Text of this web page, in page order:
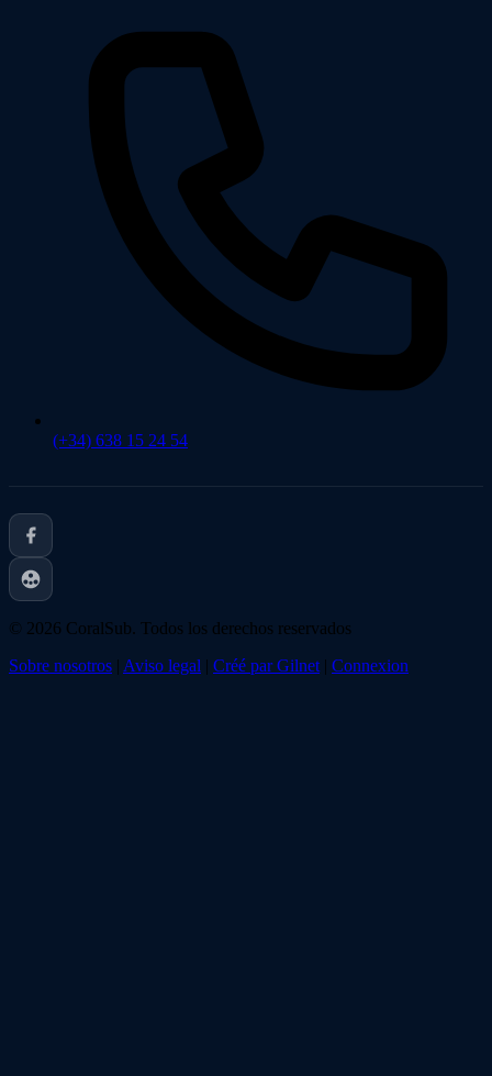
(+34) 638 15 24 54
© 2026 CoralSub. Todos los derechos reservados
Sobre nosotros | Aviso legal | Créé par Gilnet | Connexion